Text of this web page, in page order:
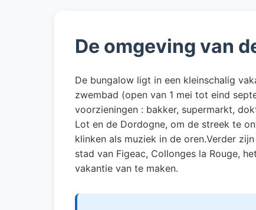
De omgeving van
De bungalow ligt in een kleinschalig
zwembad (open van 1 mei tot eind
voorzieningen : bakker, supermarkt,
Lot en de Dordogne, om de streek te
klinken als muziek in de oren.Verder
stad van Figeac, Collonges la Rouge,
vakantie van te maken.